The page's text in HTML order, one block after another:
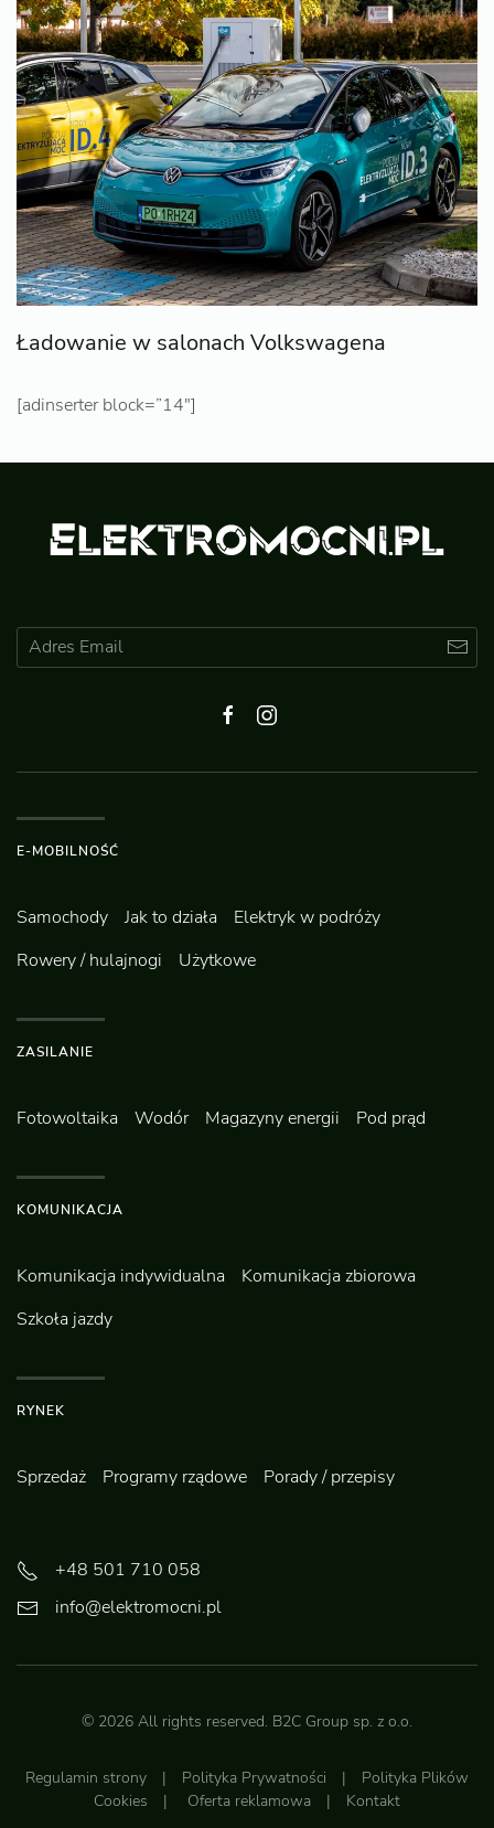
Ładowanie w salonach Volkswagena
[adinserter block=”14″]
E-MOBILNOŚĆ
Samochody Jak to działa
Elektryk w podróży
Rowery / hulajnogi
Użytkowe
ZASILANIE
Fotowoltaika Wodór Magazyny energii Pod prąd
KOMUNIKACJA
Komunikacja indywidualna
Komunikacja zbiorowa
Szkoła jazdy
RYNEK
Sprzedaż Programy rządowe Porady / przepisy
+48 501 710 058
info@elektromocni.pl
© 2026 All rights reserved. B2C Group sp. z o.o.
Regulamin strony | Polityka Prywatności | Polityka Plików
Cookies | Oferta reklamowa | Kontakt